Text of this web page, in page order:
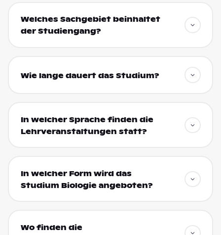
Welches Sachgebiet beinhaltet
der Studiengang?
Wie lange dauert das Studium?
In welcher Sprache finden die
Lehrveranstaltungen statt?
In welcher Form wird das
Studium Biologie angeboten?
Wo finden die